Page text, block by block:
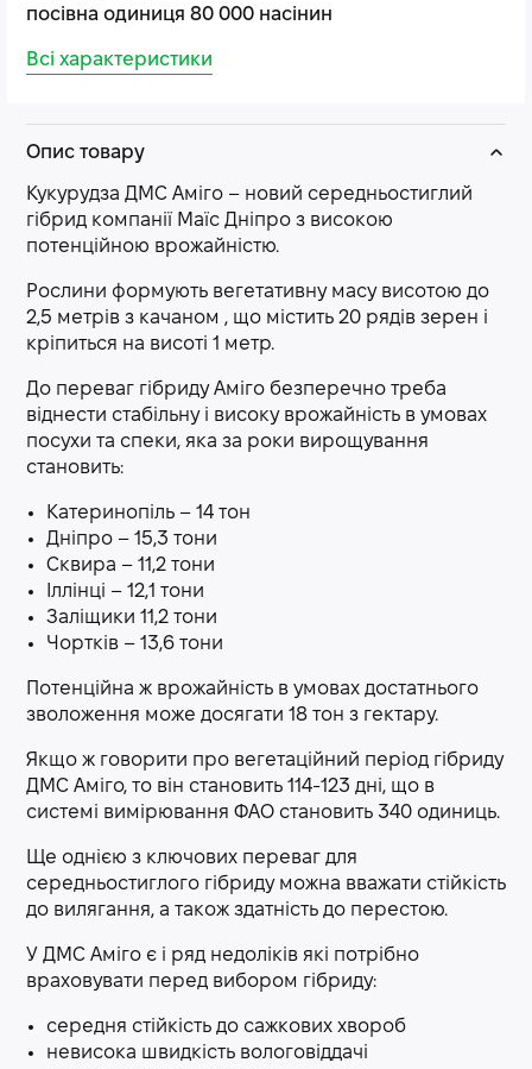
посівна одиниця 80 000 насінин
Всі характеристики
Опис товару
Кукурудза ДМС Аміго – новий середньостиглий
гібрид компанії Маїс Дніпро з високою
потенційною врожайністю.
Рослини формують вегетативну масу висотою до
2,5 метрів з качаном , що містить 20 рядів зерен і
кріпиться на висоті 1 метр.
До переваг гібриду Аміго безперечно треба
віднести стабільну і високу врожайність в умовах
посухи та спеки, яка за роки вирощування
становить:
Катеринопіль – 14 тон
Дніпро – 15,3 тони
Сквира – 11,2 тони
Іллінці – 12,1 тони
Заліщики 11,2 тони
Чортків – 13,6 тони
Потенційна ж врожайність в умовах достатнього
зволоження може досягати 18 тон з гектару.
Якщо ж говорити про вегетаційний період гібриду
ДМС Аміго, то він становить 114-123 дні, що в
системі вимірювання ФАО становить 340 одиниць.
Ще однією з ключових переваг для
середньостиглого гібриду можна вважати стійкість
до вилягання, а також здатність до перестою.
У ДМС Аміго є і ряд недоліків які потрібно
враховувати перед вибором гібриду:
середня стійкість до сажкових хвороб
невисока швидкість вологовіддачі